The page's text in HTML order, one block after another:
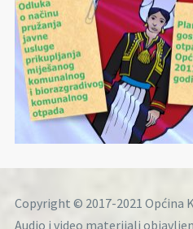
Copyright © 2017-2021 Općina
Audio i video materijali